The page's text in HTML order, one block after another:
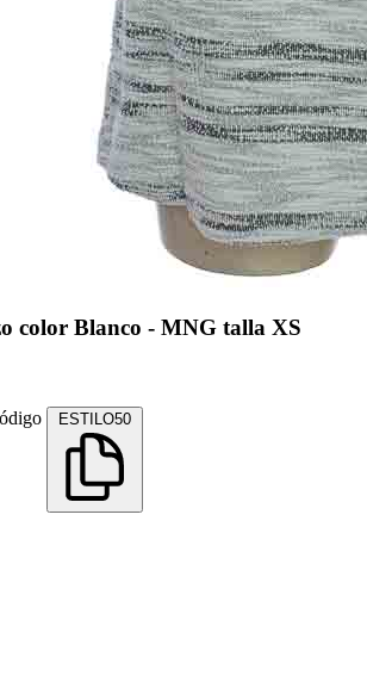
color Blanco - MNG talla XS
ESTILO50